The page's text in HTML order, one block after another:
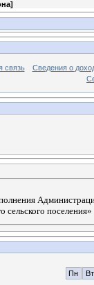
]
связь
Сведения о
сельского поселения»
Пн Вт